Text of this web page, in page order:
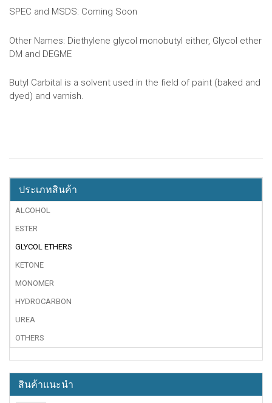
SPEC and MSDS: Coming Soon
Other Names: Diethylene glycol monobutyl either, Glycol ether
DM and DEGME
Butyl Carbital is a solvent used in the field of paint (baked and
dyed) and varnish.
ประเภทสินค้า
ALCOHOL
ESTER
GLYCOL ETHERS
KETONE
MONOMER
HYDROCARBON
UREA
OTHERS
สินค้าแนะนำ